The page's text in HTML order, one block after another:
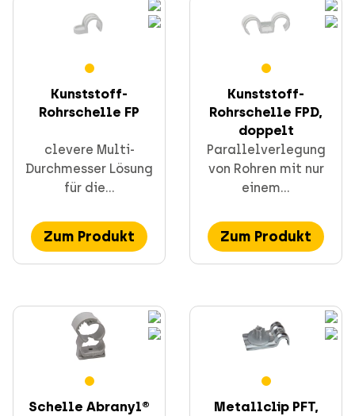
Kunststoff-
Rohrschelle FP
clevere Multi-
Durchmesser Lösung
für die...
Zum Produkt
Kunststoff-
Rohrschelle FPD,
doppelt
Parallelverlegung
von Rohren mit nur
einem...
Zum Produkt
Schelle Abranyl®
Metallclip PFT,